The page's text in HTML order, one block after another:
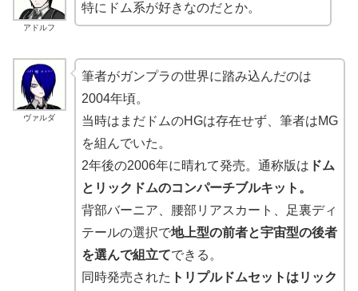
アドルフ
特にドム系が好きなのだとか。
ヴァルダ
筆者がガンプラの世界に踏み込んだのは
2004年頃。
当時はまだドムのHGは存在せず、筆者はMG
を組んでいた。
2年後の2006年に晴れて発売。通称版は ドム
とリックドムのコンパーチブルキット。
背部バーニア、腰部リアスカート、足裏ディ
テールの選択で地上型の前者と宇宙型の後者
を選んで組立てできる。
同時発売された トリプルドムセットはリック